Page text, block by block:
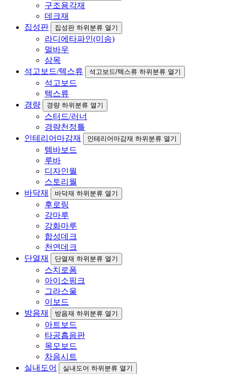
구조용각재
데크재
집성판
집성판 하위분류 열기
라디에타파인(미송)
멀바우
삼목
석고보드/텍스류
석고보드/텍스류 하위분류 열기
석고보드
텍스류
경량
경량 하위분류 열기
스터드/러너
경량천정틀
인테리어마감재
인테리어마감재 하위분류 열기
템바보드
루바
디자인월
스토리월
바닥재
바닥재 하위분류 열기
후로링
강마루
강화마루
합성데크
천연데크
단열재
단열재 하위분류 열기
스치로폼
아이소핑크
그라스울
이보드
방음재
방음재 하위분류 열기
아트보드
타공흡음판
목모보드
차음시트
실내도어
실내도어 하위분류 열기